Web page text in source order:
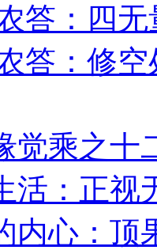
答：四
答：修
觉乘之
活：正视
内心：顶